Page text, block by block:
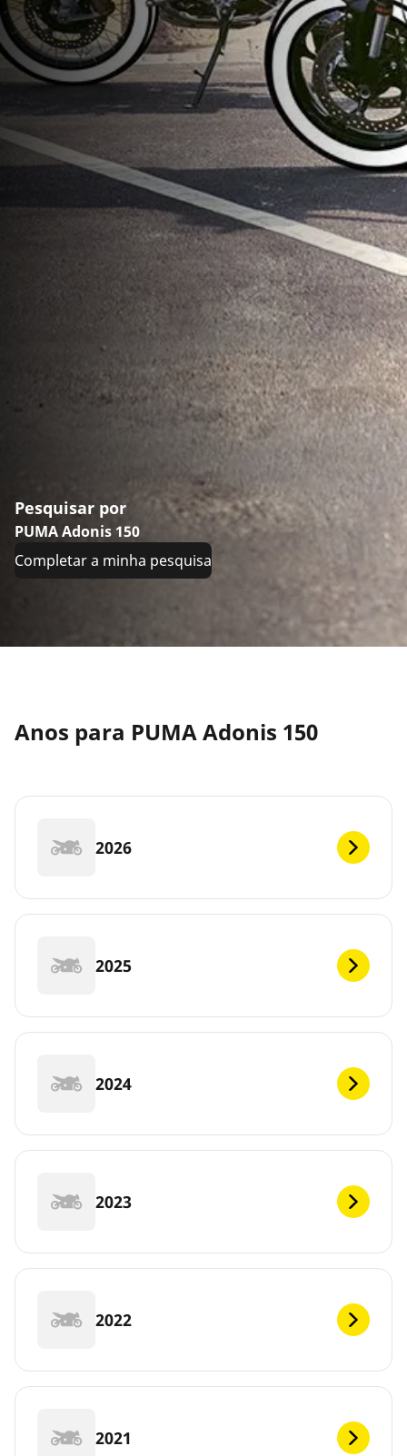
Pesquisar por
PUMA Adonis 150
Completar a minha pesquisa
Anos para PUMA Adonis 150
2026
2025
2024
2023
2022
2021